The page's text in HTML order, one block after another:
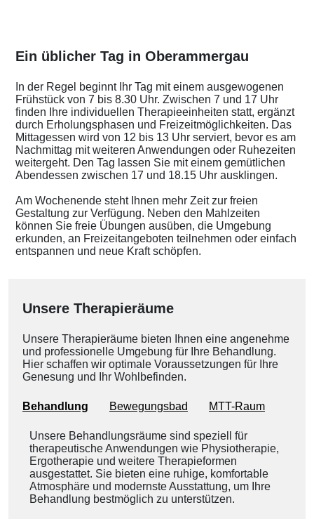
Ein üblicher Tag in Oberammergau
In der Regel beginnt Ihr Tag mit einem ausgewogenen
Frühstück von 7 bis 8.30 Uhr. Zwischen 7 und 17 Uhr
finden Ihre individuellen Therapieeinheiten statt, ergänzt
durch Erholungsphasen und Freizeitmöglichkeiten. Das
Mittagessen wird von 12 bis 13 Uhr serviert, bevor es am
Nachmittag mit weiteren Anwendungen oder Ruhezeiten
weitergeht. Den Tag lassen Sie mit einem gemütlichen
Abendessen zwischen 17 und 18.15 Uhr ausklingen.
Am Wochenende steht Ihnen mehr Zeit zur freien
Gestaltung zur Verfügung. Neben den Mahlzeiten
können Sie freie Übungen ausüben, die Umgebung
erkunden, an Freizeitangeboten teilnehmen oder einfach
entspannen und neue Kraft schöpfen.
Unsere Therapieräume
Unsere Therapieräume bieten Ihnen eine angenehme
und professionelle Umgebung für Ihre Behandlung.
Hier schaffen wir optimale Voraussetzungen für Ihre
Genesung und Ihr Wohlbefinden.
Behandlung Bewegungsbad MTT-Raum
Unsere Behandlungsräume sind speziell für
therapeutische Anwendungen wie Physiotherapie,
Ergotherapie und weitere Therapieformen
ausgestattet. Sie bieten eine ruhige, komfortable
Atmosphäre und modernste Ausstattung, um Ihre
Behandlung bestmöglich zu unterstützen.